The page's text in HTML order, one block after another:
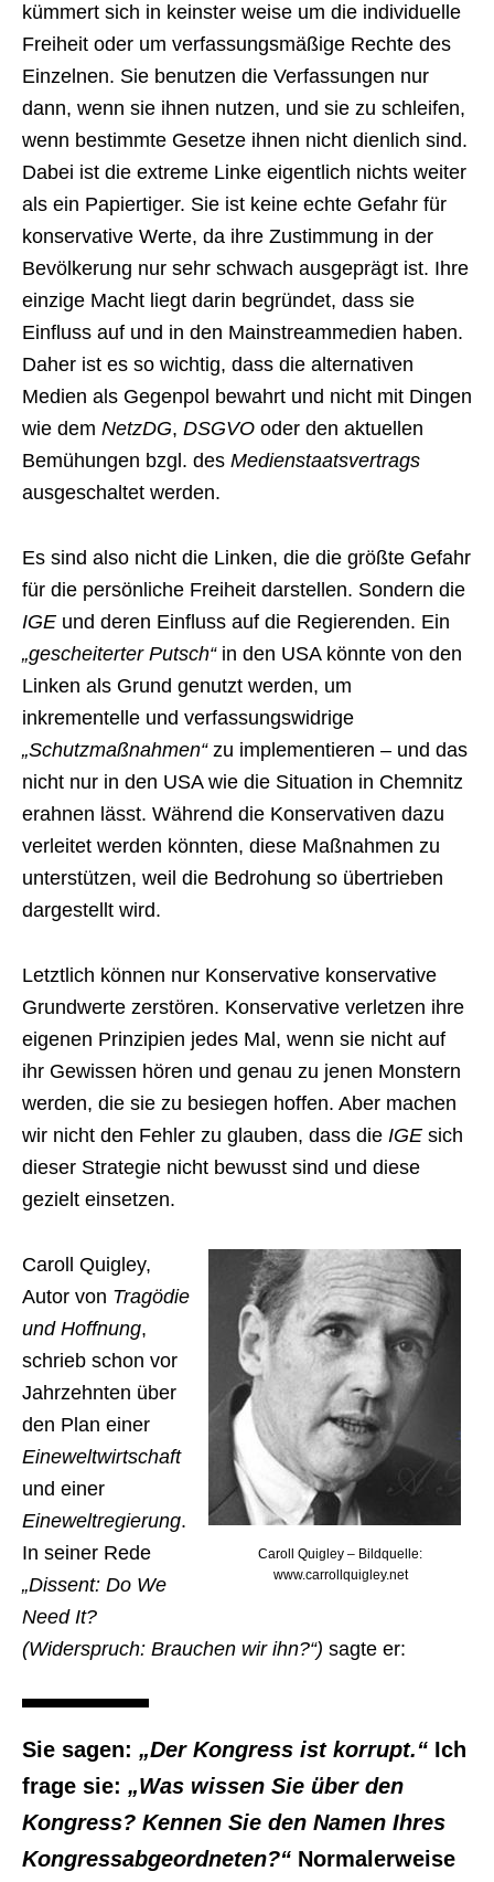
kümmert sich in keinster weise um die individuelle
Freiheit oder um verfassungsmäßige Rechte des
Einzelnen. Sie benutzen die Verfassungen nur
dann, wenn sie ihnen nutzen, und sie zu schleifen,
wenn bestimmte Gesetze ihnen nicht dienlich sind.
Dabei ist die extreme Linke eigentlich nichts weiter
als ein Papiertiger. Sie ist keine echte Gefahr für
konservative Werte, da ihre Zustimmung in der
Bevölkerung nur sehr schwach ausgeprägt ist. Ihre
einzige Macht liegt darin begründet, dass sie
Einfluss auf und in den Mainstreammedien haben.
Daher ist es so wichtig, dass die alternativen
Medien als Gegenpol bewahrt und nicht mit Dingen
wie dem NetzDG, DSGVO oder den aktuellen
Bemühungen bzgl. des Medienstaatsvertrags
ausgeschaltet werden.
Es sind also nicht die Linken, die die größte Gefahr
für die persönliche Freiheit darstellen. Sondern die
IGE und deren Einfluss auf die Regierenden. Ein
„gescheiterter Putsch“in den USA könnte von den
Linken als Grund genutzt werden, um
inkrementelle und verfassungswidrige
„Schutzmaßnahmen“zu implementieren – und das
nicht nur in den USA wie die Situation in Chemnitz
erahnen lässt. Während die Konservativen dazu
verleitet werden könnten, diese Maßnahmen zu
unterstützen, weil die Bedrohung so übertrieben
dargestellt wird.
Letztlich können nur Konservative konservative
Grundwerte zerstören. Konservative verletzen ihre
eigenen Prinzipien jedes Mal, wenn sie nicht auf
ihr Gewissen hören und genau zu jenen Monstern
werden, die sie zu besiegen hoffen. Aber machen
wir nicht den Fehler zu glauben, dass die IGE sich
dieser Strategie nicht bewusst sind und diese
gezielt einsetzen.
Caroll Quigley – Bildquelle:
www.carrollquigley.net
Caroll Quigley,
Autor von Tragödie
und Hoffnung,
schrieb schon vor
Jahrzehnten über
den Plan einer
Eineweltwirtschaft
und einer
Eineweltregierung.
In seiner Rede
„Dissent: Do We
Need It?
(Widerspruch: Brauchen wir ihn?“) sagte er:
Sie sagen: „Der Kongress ist korrupt.“ Ich
frage sie: „Was wissen Sie über den
Kongress? Kennen Sie den Namen Ihres
Kongressabgeordneten?“ Normalerweise